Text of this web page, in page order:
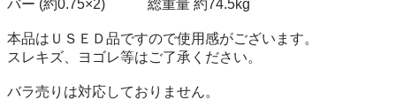
バー (約0.75×2)　　　総重量 約74.5kg
本品はＵＳＥＤ品ですので使用感がございます。
スレキズ、ヨゴレ等はご了承ください。
バラ売りは対応しておりません。